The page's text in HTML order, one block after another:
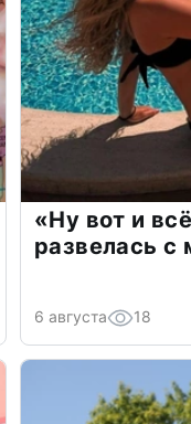
«Ну вот и
развелась
6 августа 18